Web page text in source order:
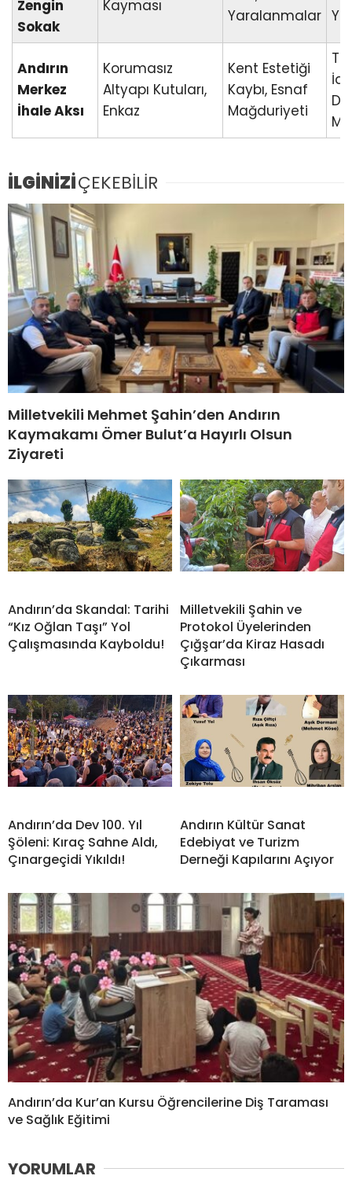
Zengin
Sokak
Kayması
Yaralanmalar
Andırın
Merkez
İhale Aksı
Korumasız
Altyapı Kutuları,
Enkaz
Kent Estetiği
Kaybı, Esnaf
Mağduriyeti
İLGİNİZİÇEKEBİLİR
Milletvekili Mehmet Şahin’den Andırın
Kaymakamı Ömer Bulut’a Hayırlı Olsun
Ziyareti
Andırın’da Skandal: Tarihi
“Kız Oğlan Taşı” Yol
Çalışmasında Kayboldu!
Milletvekili Şahin ve
Protokol Üyelerinden
Çığşar’da Kiraz Hasadı
Çıkarması
Andırın’da Dev 100. Yıl
Şöleni: Kıraç Sahne Aldı,
Çınargeçidi Yıkıldı!
Andırın Kültür Sanat
Edebiyat ve Turizm
Derneği Kapılarını Açıyor
Andırın’da Kur’an Kursu Öğrencilerine Diş Taraması
ve Sağlık Eğitimi
YORUMLAR